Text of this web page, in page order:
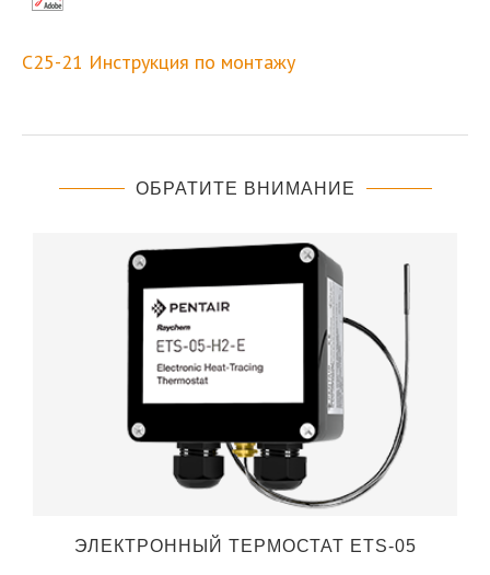
C25-21 Инструкция по монтажу
ОБРАТИТЕ ВНИМАНИЕ
ЭЛЕКТРОННЫЙ ТЕРМОСТАТ ETS-05